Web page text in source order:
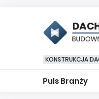
KONSTRUKCJA
Puls Branży